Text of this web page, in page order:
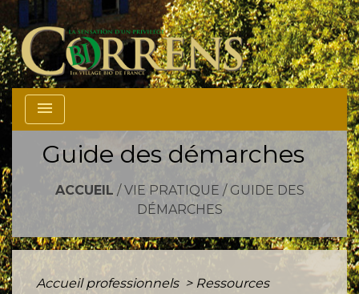
menu
Guide des démarches
ACCUEIL / VIE PRATIQUE / GUIDE DES
DÉMARCHES
Accueil professionnels > Ressources